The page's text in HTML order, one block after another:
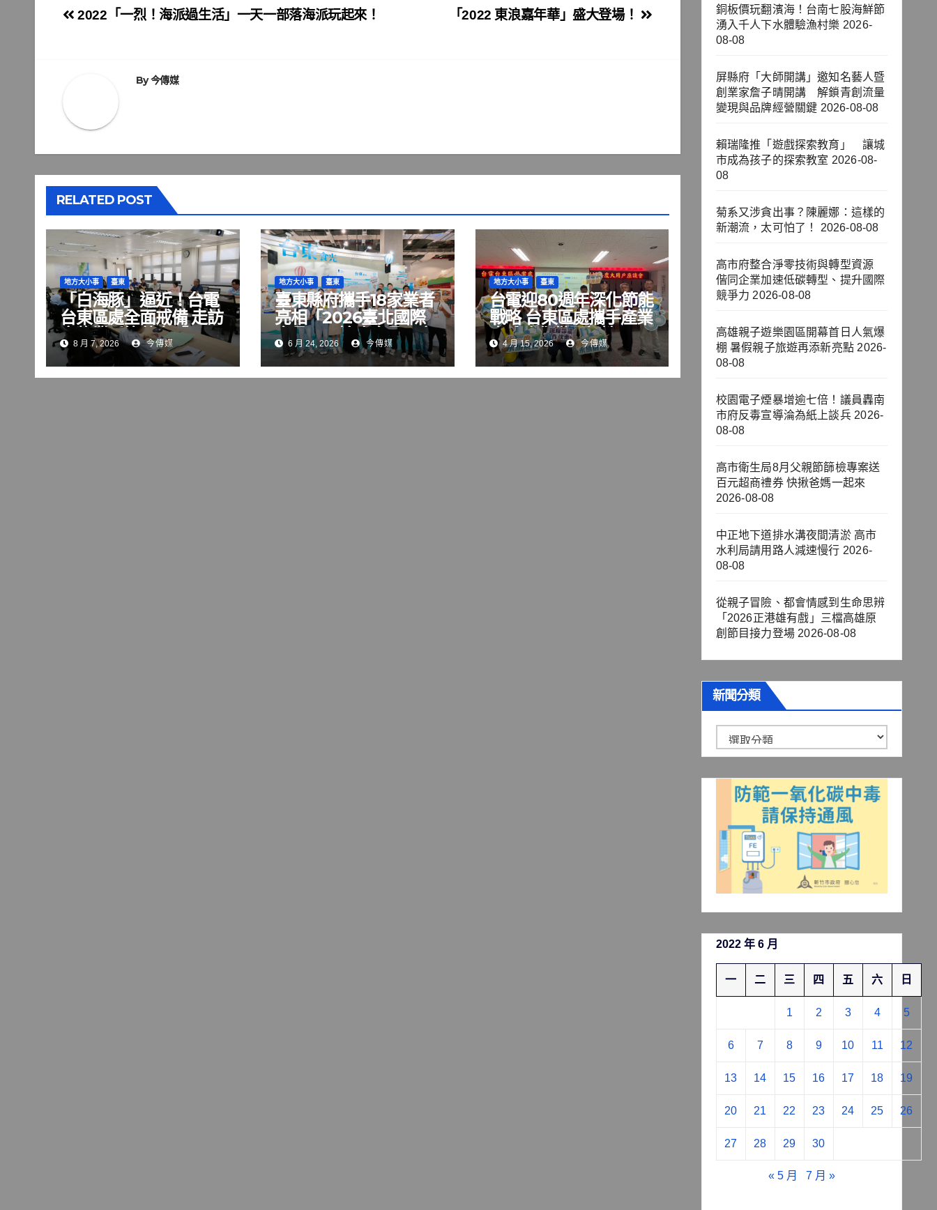
文
覽
「2022 東浪嘉年華」盛大登場！
2022「一烈！海派過生活」一天一部落海派玩起來！
By今傳媒
RELATED POST
地方大小事 臺東
「白海豚」逼近！台電
台東區處全面戒備 走訪
畜牧業呼籲落實「用
電」檢查
8 月 7, 2026 今傳媒
地方大小事 臺東
臺東縣府攜手18家業者
亮相「2026臺北國際
食品展」搶攻食品展商
機6 月 24, 2026 今傳媒
地方大小事 臺東
台電迎80週年深化節能
戰略 台東區處攜手產業
大戶強化供電韌性
4 月 15, 2026 今傳媒
銅板價玩翻濱海！台南七股海鮮節
湧入千人下水體驗漁村樂 2026-
08-08
屏縣府「大師開講」邀知名藝人暨
創業家詹子晴開講 解鎖青創流量
變現與品牌經營關鍵 2026-08-08
賴瑞隆推「遊戲探索教育」 讓城
市成為孩子的探索教室 2026-08-
08
菊系又涉貪出事？陳麗娜：這樣的
新潮流，太可怕了！
2026-08-08
高市府整合淨零技術與轉型資源
偕同企業加速低碳轉型、提升國際
競爭力 2026-08-08
高雄親子遊樂園區開幕首日人氣爆
棚 暑假親子旅遊再添新亮點 2026-
08-08
校園電子煙暴增逾七倍！議員轟南
市府反毒宣導淪為紙上談兵 2026-
08-08
高市衛生局8月父親節篩檢專案送
百元超商禮券 快揪爸媽一起來
2026-08-08
中正地下道排水溝夜間清淤 高市
水利局請用路人減速慢行 2026-
08-08
從親子冒險、都會情感到生命思辨
「2026正港雄有戲」三檔高雄原
創節目接力登場 2026-08-08
新聞分類
聞
分
2022 年 6 月
一 二 三 四 五 六 日
1 2 3 4 5
6 7 8 9 10 11 12
13 14 15 16 17 18 19
20 21 22 23 24 25 26
27 28 29 30
« 5 月 7 月 »